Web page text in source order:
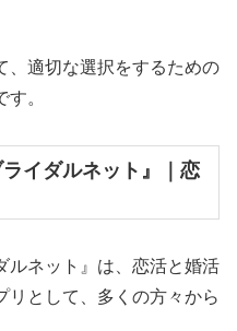
、適切な選択をするための
。
イダルネット』｜恋
ルネット』は、恋活と婚活
リとして、多くの方々から